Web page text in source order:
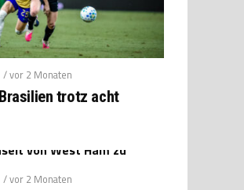
/ vor 2 Monaten
trotz acht
/ vor 2 Monaten